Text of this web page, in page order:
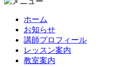
ホーム
お知らせ
講師プロフィール
レッスン案内
教室案内